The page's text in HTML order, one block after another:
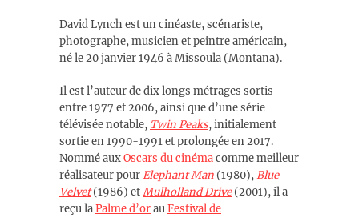
David Lynch est un cinéaste, scénariste,
photographe, musicien et peintre américain,
né le 20 janvier 1946 à Missoula (Montana).
Il est l’auteur de dix longs métrages sortis
entre 1977 et 2006, ainsi que d’une série
télévisée notable, Twin Peaks, initialement
sortie en 1990-1991 et prolongée en 2017.
Nommé auxOscars du cinémacomme meilleur
réalisateur pourElephant Man (1980),Blue
Velvet(1986) etMulholland Drive(2001), il a
reçu laPalme d’orauFestival de